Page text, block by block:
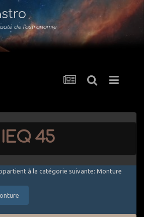
de l'astronomie
45
à la catégorie suivante: Monture